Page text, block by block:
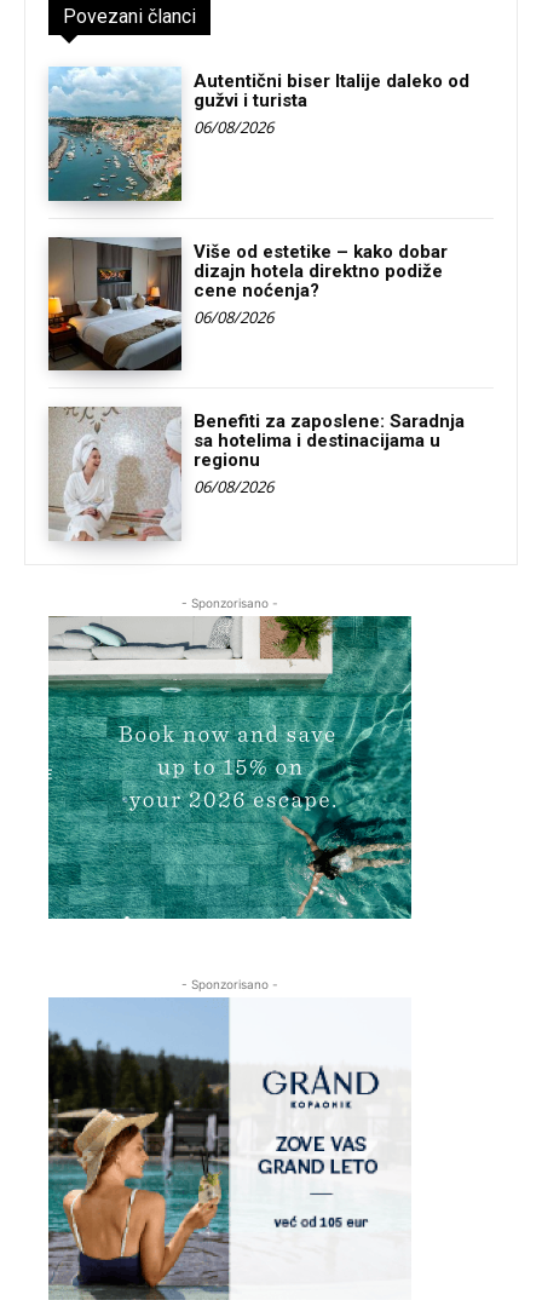
Povezani članci
Autentični biser Italije daleko od
gužvi i turista
06/08/2026
Više od estetike – kako dobar
dizajn hotela direktno podiže
cene noćenja?
06/08/2026
Benefiti za zaposlene: Saradnja
sa hotelima i destinacijama u
regionu
06/08/2026
- Sponzorisano -
- Sponzorisano -